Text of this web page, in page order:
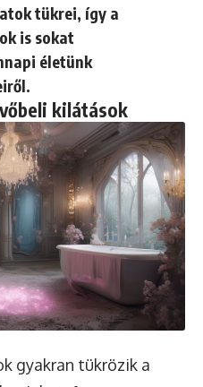
tükrei, így a
is sokat
életünk
kilátások
gyakran tükrözik a